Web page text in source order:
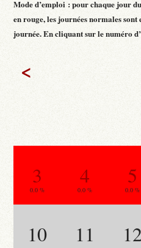
Mode d’emploi : pour chaque jour
en rouge, les journées normales
journée. En cliquant sur le numéro
<
3
0.0 %
4
0.0 %
5
0.0 %
10 11 12